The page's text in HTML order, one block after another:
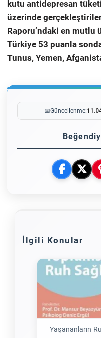
kutu antidepresan
üzerinde
Raporu’ndaki en mutlu
Türkiye 53 puanla
Tunus, Yemen,
📅Güncellenme:
İlgili Konular
Yaşananların